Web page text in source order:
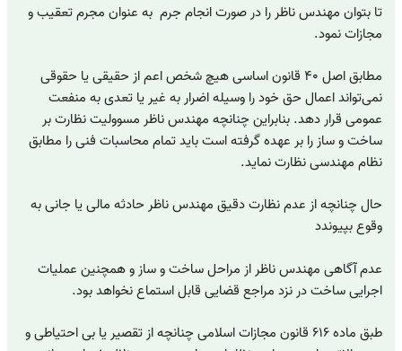
تا بتوان مهندس ناظر را در صورت انجام جرم به عنوان مجرم تعقیب و
مجازات نمود.
مطابق اصل ۴۰ قانون اساسی هیچ شخص اعم از حقیقی یا حقوقی
نمی‌تواند اعمال حق خود را وسیله اضرار به غیر یا تعدی به منفعت
عمومی قرار دهد. بنابراین چنانچه مهندس ناظر مسوولیت نظارت بر
ساخت و ساز را بر عهده گرفته است باید تمام محاسبات فنی را مطابق
نظام مهندسی نظارت نماید.
حال چنانچه از عدم نظارت دقیق مهندس ناظر حادثه مالی یا جانی به
وقوع بپیوندد
عدم آگاهی مهندس ناظر از مراحل ساخت و ساز و همچنین عملیات
اجرایی ساخت در نزد مراجع قضایی قابل استماع نخواهد بود.
طبق ماده ۶۱۶ قانون مجازات اسلامی چنانچه از تقصیر یا بی احتیاطی و